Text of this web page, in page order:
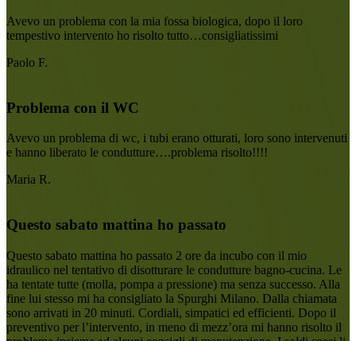
Avevo un problema con la mia fossa biologica, dopo il loro
tempestivo intervento ho risolto tutto…consigliatissimi
Paolo F.
Problema con il WC
Avevo un problema di wc, i tubi erano otturati, loro sono intervenuti
e hanno liberato le condutture….problema risolto!!!!
Maria R.
Questo sabato mattina ho passato
Questo sabato mattina ho passato 2 ore da incubo con il mio
idraulico nel tentativo di disotturare le condutture bagno-cucina. Le
ha tentate tutte (molla, pompa a pressione) ma senza successo. Alla
fine lui stesso mi ha consigliato la Spurghi Milano. Dalla chiamata
sono arrivati in 20 minuti. Cordiali, simpatici ed efficienti. Dopo il
preventivo per l’intervento, in meno di mezz’ora mi hanno risolto il